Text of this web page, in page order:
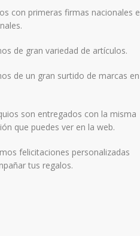
con primeras firmas nacionales e
de gran variedad de artículos.
de un gran surtido de marcas en
son entregados con la misma
que puedes ver en la web.
felicitaciones personalizadas
tus regalos.